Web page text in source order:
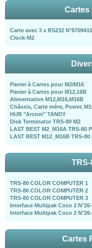
Cartes
Carte avec 3 x RS232 N°8709410
Clock-M2
Panier à Cartes pour M2/M16
Panier à Cartes pour M12,16B
Alimentation M12,M16,M16B
Châssis, Carte mère, Power,
HUB "Arcnet" TANDY
Disk Terminator TRS-80 M2
LAST BEST M2_M16A TRS-80
LAST BEST M12_M16B TRS-80
TRS-80 COLOR COMPUTER 1
TRS-80 COLOR COMPUTER 2
TRS-80 COLOR COMPUTER 3
Interface Multipak Coco 2
Interface Multipak Coco 2
Cartes